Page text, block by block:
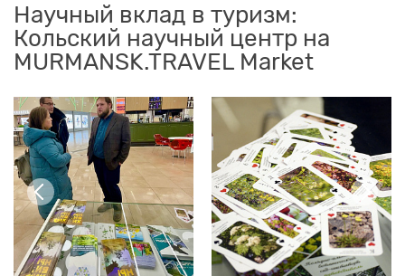
Научный вклад в туризм:
Кольский научный центр на
MURMANSK.TRAVEL Market